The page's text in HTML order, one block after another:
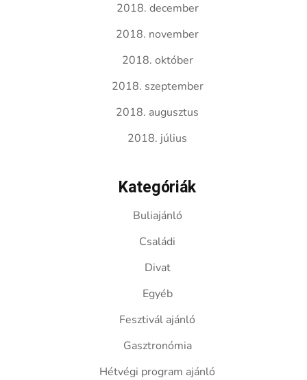
2018. december
2018. november
2018. október
2018. szeptember
2018. augusztus
2018. július
Kategóriák
Buliajánló
Családi
Divat
Egyéb
Fesztivál ajánló
Gasztronómia
Hétvégi program ajánló